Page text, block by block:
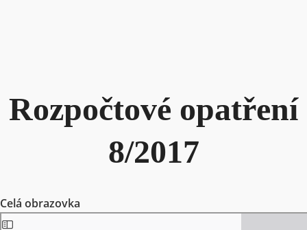
Rozpočtové opatření
8/2017
Celá obrazovka
Skip